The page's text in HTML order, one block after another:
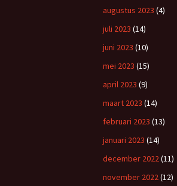
augustus 2023 (4)
juli 2023 (14)
juni 2023 (10)
mei 2023 (15)
april 2023 (9)
maart 2023 (14)
februari 2023 (13)
januari 2023 (14)
december 2022(11)
november 2022(12)